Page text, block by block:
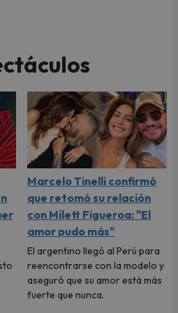
Marcelo Tinelli confirmó
que retomó su relación
con Milett Figueroa: "El
amor pudo más"
El argentino llegó al Perú para
reencontrarse con la modelo y
aseguró que su amor está más
fuerte que nunca.